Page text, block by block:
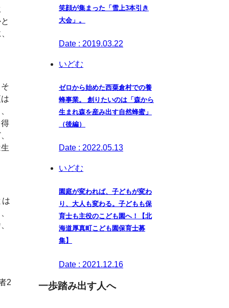
は
2
笑顔が集まった「雪上3本引き
大会」。
Date : 2019.03.22
いどむ
ゼロから始めた西粟倉村での養
蜂事業。 創りたいのは「森から
生まれ森を産み出す自然蜂蜜」
（後編）
Date : 2022.05.13
いどむ
園庭が変われば、子どもが変わ
り、大人も変わる。子どもも保
育士も主役のこども園へ！【北
海道厚真町こども園保育士募
集】
Date : 2021.12.16
一歩踏み出す人へ